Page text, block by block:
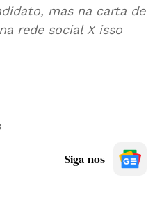
mas na carta de
rede social X isso
Siga-nos